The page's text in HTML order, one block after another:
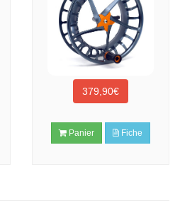
379,90€
Panier Fiche